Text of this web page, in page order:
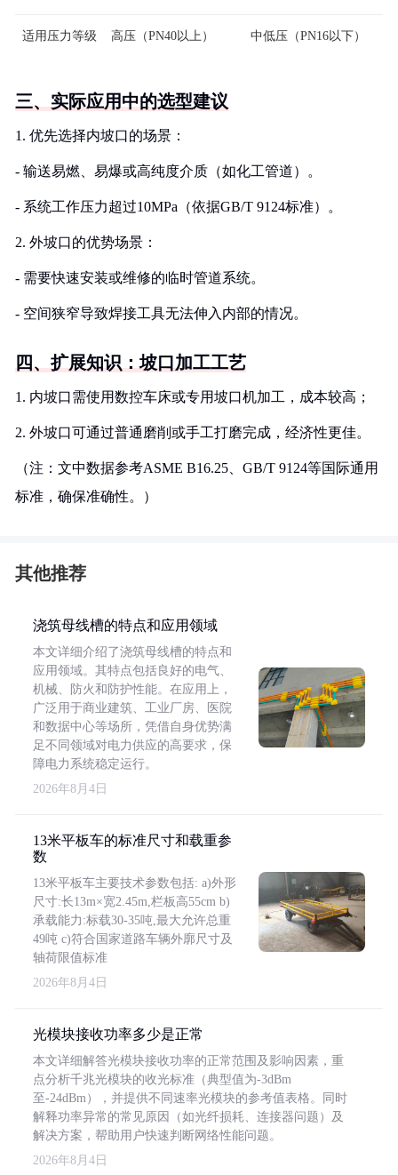
适用压力等级 高压（PN40以上） 中低压（PN16以下）
三、实际应用中的选型建议
1. 优先选择内坡口的场景：
- 输送易燃、易爆或高纯度介质（如化工管道）。
- 系统工作压力超过10MPa（依据GB/T 9124标准）。
2. 外坡口的优势场景：
- 需要快速安装或维修的临时管道系统。
- 空间狭窄导致焊接工具无法伸入内部的情况。
四、扩展知识：坡口加工工艺
1. 内坡口需使用数控车床或专用坡口机加工，成本较高；
2. 外坡口可通过普通磨削或手工打磨完成，经济性更佳。
（注：文中数据参考ASME B16.25、GB/T 9124等国际通用
标准，确保准确性。）
其他推荐
浇筑母线槽的特点和应用领域
本文详细介绍了浇筑母线槽的特点和
应用领域。其特点包括良好的电气、
机械、防火和防护性能。在应用上，
广泛用于商业建筑、工业厂房、医院
和数据中心等场所，凭借自身优势满
足不同领域对电力供应的高要求，保
障电力系统稳定运行。
2026年8月4日
13米平板车的标准尺寸和载重参
数
13米平板车主要技术参数包括: a)外形
尺寸:长13m×宽2.45m,栏板高55cm b)
承载能力:标载30-35吨,最大允许总重
49吨 c)符合国家道路车辆外廓尺寸及
轴荷限值标准
2026年8月4日
光模块接收功率多少是正常
本文详细解答光模块接收功率的正常范围及影响因素，重
点分析千兆光模块的收光标准（典型值为-3dBm
至-24dBm），并提供不同速率光模块的参考值表格。同时
解释功率异常的常见原因（如光纤损耗、连接器问题）及
解决方案，帮助用户快速判断网络性能问题。
2026年8月4日